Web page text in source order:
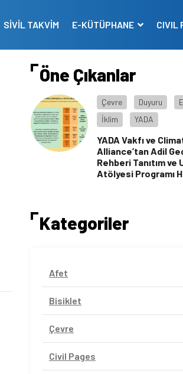
SİVİL TAKVİM E-KÜTÜPHANE CIVIL
Öne Çıkanlar
Çevre Duyuru
İklim
YADA
YADA Vakfı ve
Alliance’tan Adil
Rehberi Tanıtım ve
Atölyesi Programı
Kategoriler
Afet
Bisiklet
Çevre
Civil Pages